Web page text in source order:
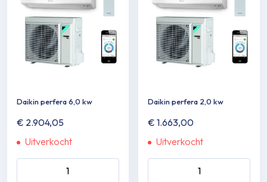
Daikin perfera 6,0 kw
€ 2.904,05
Uitverkocht
Daikin perfera 2,0 kw
€ 1.663,00
Uitverkocht